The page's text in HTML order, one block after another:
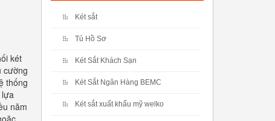
két
cường
thống
lựa
năm
Két sắt
Tủ Hồ Sơ
Két Sắt Khách Sạn
Két Sắt Ngân Hàng BEMC
Két sắt xuất khẩu mỹ welko